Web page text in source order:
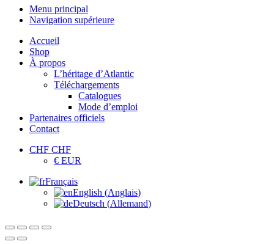
Menu principal
Navigation supérieure
Accueil
Shop
À propos
L’héritage d’Atlantic
Téléchargements
Catalogues
Mode d’emploi
Partenaires officiels
Contact
CHF CHF
€ EUR
Français
English (Anglais)
Deutsch (Allemand)